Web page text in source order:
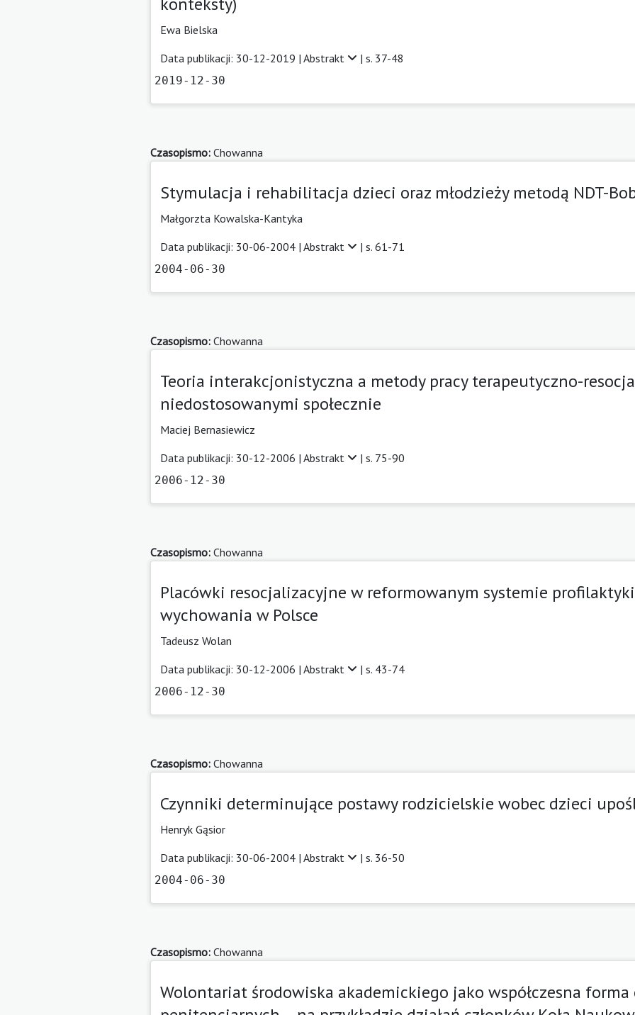
Ewa Bielska
Data publikacji: 30-12-2019 | Abstrakt | s. 37-48
2019-12-30
Czasopismo: Chowanna
Stymulacja i rehabilitacja dzieci oraz młodzieży metodą NDT-
Małgorzta Kowalska-Kantyka
Data publikacji: 30-06-2004 | Abstrakt | s. 61-71
2004-06-30
Czasopismo: Chowanna
Teoria interakcjonistyczna a metody pracy terapeutyczno-
niedostosowanymi społecznie
Maciej Bernasiewicz
Data publikacji: 30-12-2006 | Abstrakt | s. 75-90
2006-12-30
Czasopismo: Chowanna
Placówki resocjalizacyjne w reformowanym systemie
wychowania w Polsce
Tadeusz Wolan
Data publikacji: 30-12-2006 | Abstrakt | s. 43-74
2006-12-30
Czasopismo: Chowanna
Czynniki determinujące postawy rodzicielskie wobec dzieci
Henryk Gąsior
Data publikacji: 30-06-2004 | Abstrakt | s. 36-50
2004-06-30
Czasopismo: Chowanna
Wolontariat środowiska akademickiego jako współczesna forma